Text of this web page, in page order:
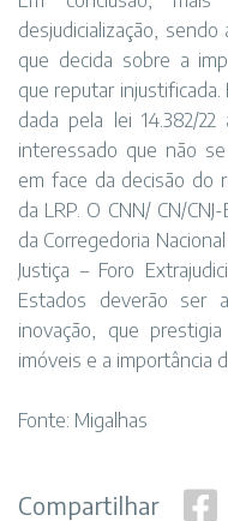
desjudicialização,
que decida sobre a
que reputar
dada pela lei 14.382/
interessado que não
em face da decisão do
da LRP. O CNN/ CN/
da Corregedoria
Justiça – Foro
Estados deverão ser
inovação, que
imóveis e a importância
Fonte: Migalhas
Compartilhar